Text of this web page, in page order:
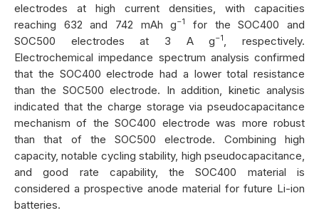
electrodes at high current densities, with capacities
reaching 632 and 742 mAh g−1
for the SOC400 and
SOC500 electrodes at 3 A g−1, respectively.
Electrochemical impedance spectrum analysis confirmed
that the SOC400 electrode had a lower total resistance
than the SOC500 electrode. In addition, kinetic analysis
indicated that the charge storage via pseudocapacitance
mechanism of the SOC400 electrode was more robust
than that of the SOC500 electrode. Combining high
capacity, notable cycling stability, high pseudocapacitance,
and good rate capability, the SOC400 material is
considered a prospective anode material for future Li-ion
batteries.